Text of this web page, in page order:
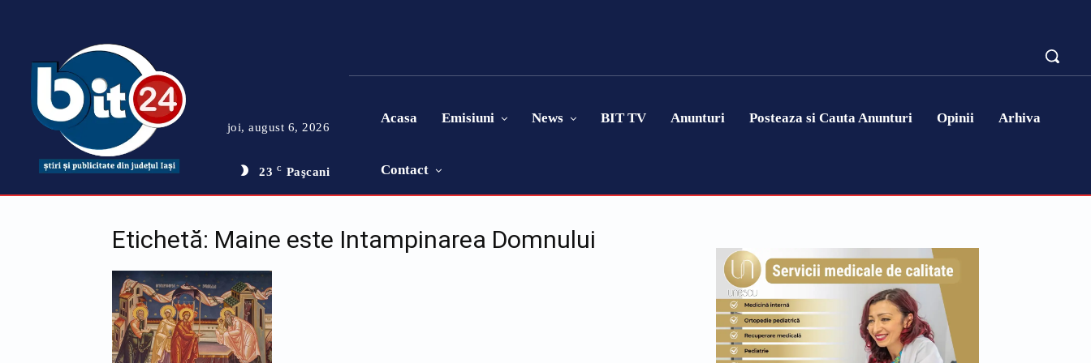
joi, august 6, 2026
23 C Paşcani
Acasa Emisiuni News BIT TV Anunturi Posteaza si Cauta Anunturi Opinii Arhiva
Contact
Etichetă: Maine este Intampinarea Domnului